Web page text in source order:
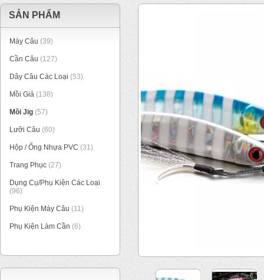
SẢN PHẨM
Máy Câu (39)
Cần Câu (127)
Dây Câu Các Loại (53)
Mồi Giả (138)
Mồi Jig (57)
Lưỡi Câu (60)
Hộp / Ống Nhựa PVC (31)
Trang Phục (27)
Dụng Cụ/Phụ Kiện Các Loại
(96)
Phụ Kiện Máy Câu (11)
Phụ Kiện Làm Cần (6)